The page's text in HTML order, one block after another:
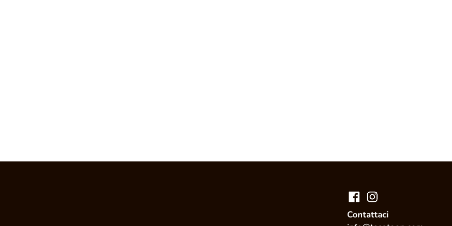
Contattaci